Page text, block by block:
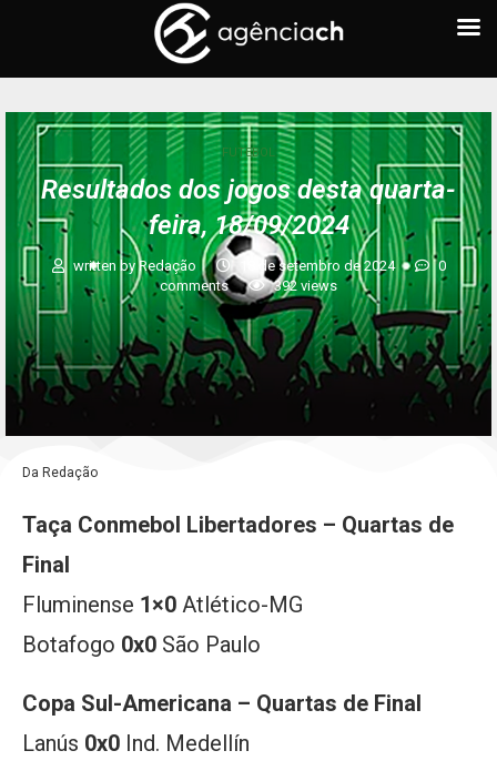
FUTEBOL
Resultados dos jogos desta quarta-
feira, 18/09/2024
written byRedação 18 de setembro de 2024
0
comments
392 views
Da Redação
Taça Conmebol Libertadores – Quartas de
Final
Fluminense 1×0 Atlético-MG
Botafogo 0x0 São Paulo
Copa Sul-Americana – Quartas de Final
Lanús 0x0 Ind. Medellín